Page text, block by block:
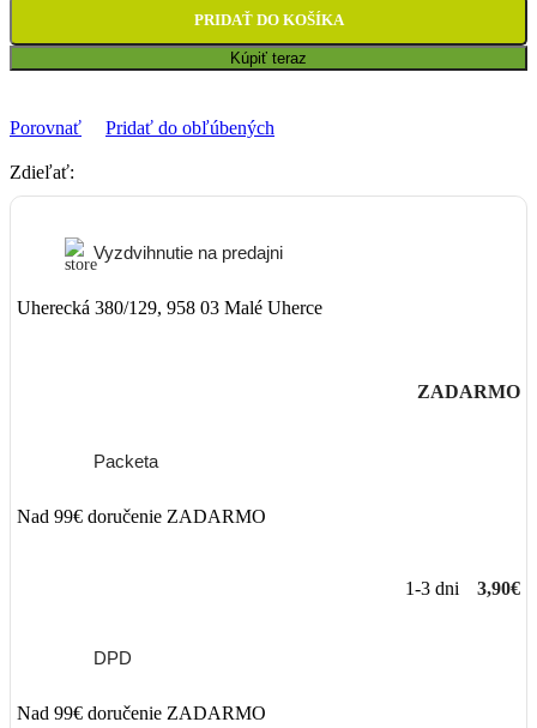
PRIDAŤ DO KOŠÍKA
Kúpiť teraz
Porovnať Pridať do obľúbených
Zdieľať:
Vyzdvihnutie na predajni
Uherecká 380/129, 958 03 Malé Uherce
ZADARMO
Packeta
Nad 99€ doručenie ZADARMO
1-3 dni 3,90€
DPD
Nad 99€ doručenie ZADARMO